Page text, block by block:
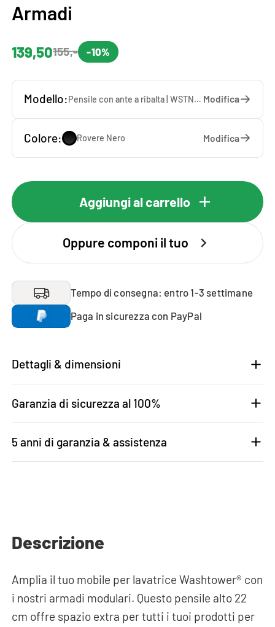
Armadi
139,50155,- -10%
Modello: Pensile con ante a ribalta | WSTN022-S — 67 x 22 x 65 cm Modifica
Colore: Rovere Nero Modifica
Aggiungi al carrello
Oppure componi il tuo
Tempo di consegna: entro 1-3 settimane
Paga in sicurezza con PayPal
Dettagli & dimensioni
Garanzia di sicurezza al 100%
5 anni di garanzia & assistenza
Descrizione
Amplia il tuo mobile per lavatrice Washtower® con
i nostri armadi modulari. Questo pensile alto 22
cm offre spazio extra per tutti i tuoi prodotti per